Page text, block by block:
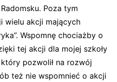
Poza tym
wielu akcji mających
Wspomnę chociażby o
tej akcji dla mojej szkoły
pozwolił na rozwój
też nie wspomnieć o akcji